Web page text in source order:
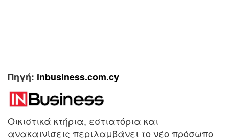
Πηγή: inbusiness.com.cy
Οικιστικά κτήρια, εστιατόρια και
ανακαινίσεις περιλαμβάνει το νέο πρόσωπο